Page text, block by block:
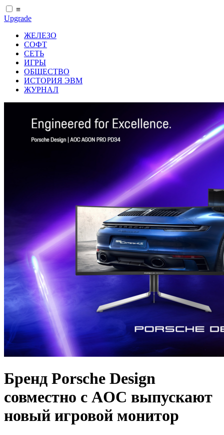
≡
Upgrade
ЖЕЛЕЗО
СОФТ
СЕТЬ
ИГРЫ
ОБЩЕСТВО
ИСТОРИЯ ЭВМ
ЖУРНАЛ
Бренд Porsche Design
совместно с AOC выпускают
новый игровой монитор